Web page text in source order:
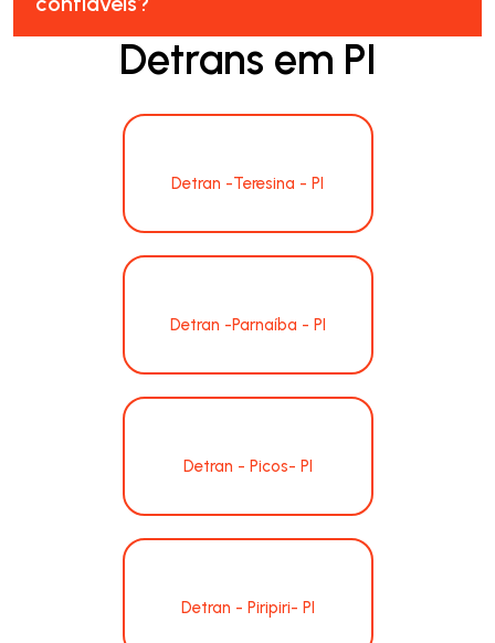
Detrans em PI
Detran -Teresina - PI
Detran -Parnaíba - PI
Detran - Picos- PI
Detran - Piripiri- PI